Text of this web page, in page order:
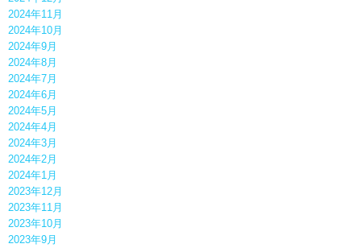
2024年11月
2024年10月
2024年9月
2024年8月
2024年7月
2024年6月
2024年5月
2024年4月
2024年3月
2024年2月
2024年1月
2023年12月
2023年11月
2023年10月
2023年9月